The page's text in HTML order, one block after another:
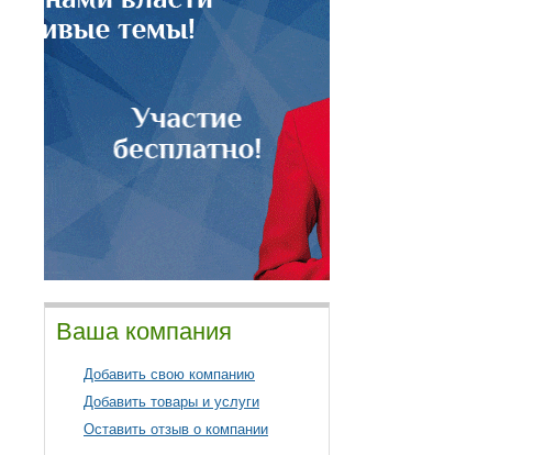
Ваша компания
Добавить свою компанию
Добавить товары и услуги
Оставить отзыв о компании